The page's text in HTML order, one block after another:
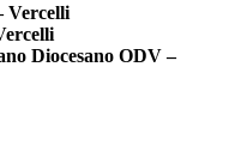
Vercelli
Diocesano ODV –